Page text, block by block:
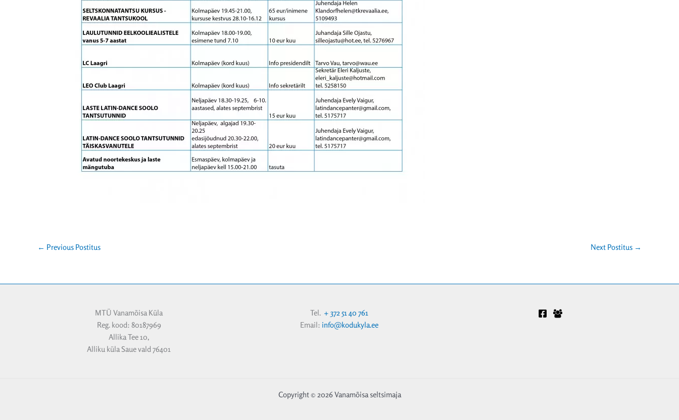
← Previous Postitus Next Postitus →
MTÜ Vanamõisa Küla
Reg. kood: 80187969
Allika Tee 10,
Alliku küla Saue vald 76401
Tel. + 372 51 40 761
Email: info@kodukyla.ee
Copyright © 2026 Vanamõisa seltsimaja